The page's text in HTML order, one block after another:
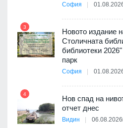
София
3
Новото издание
Столичната
библиотеки
парк
София
4
Нов спад на
отчет днес
Видин